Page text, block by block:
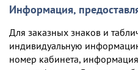
Информация,
Для заказных знаков и
индивидуальную
номер кабинета,